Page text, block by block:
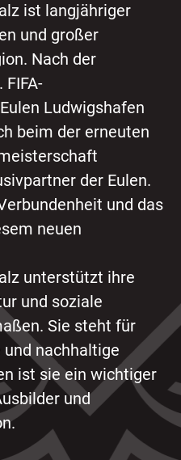
ist langjähriger
und großer
Nach der
Ludwigshafen
beim der erneuten
der Eulen.
und das
neuen
unterstützt ihre
und soziale
Sie steht für
nachhaltige
ist sie ein wichtiger
und